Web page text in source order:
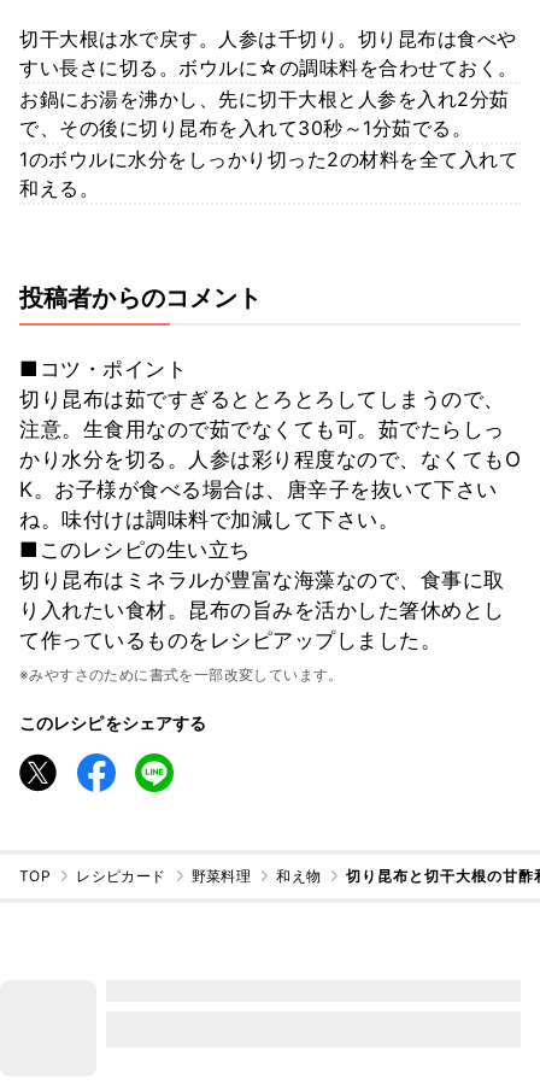
切干大根は水で戻す。人参は千切り。切り昆布は食べや
すい長さに切る。ボウルに☆の調味料を合わせておく。
お鍋にお湯を沸かし、先に切干大根と人参を入れ2分茹
で、その後に切り昆布を入れて30秒～1分茹でる。
1のボウルに水分をしっかり切った2の材料を全て入れて
和える。
投稿者からのコメント
■コツ・ポイント
切り昆布は茹ですぎるととろとろしてしまうので、
注意。生食用なので茹でなくても可。茹でたらしっ
かり水分を切る。人参は彩り程度なので、なくてもO
K。お子様が食べる場合は、唐辛子を抜いて下さい
ね。味付けは調味料で加減して下さい。
■このレシピの生い立ち
切り昆布はミネラルが豊富な海藻なので、食事に取
り入れたい食材。昆布の旨みを活かした箸休めとし
て作っているものをレシピアップしました。
※みやすさのために書式を一部改変しています。
このレシピをシェアする
TOP レシピカード 野菜料理 和え物 切り昆布と切干大根の甘酢